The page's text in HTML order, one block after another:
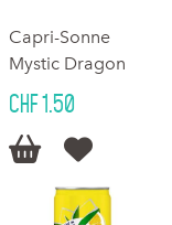
Capri-Sonne
Mystic Dragon
CHF 1.50
 